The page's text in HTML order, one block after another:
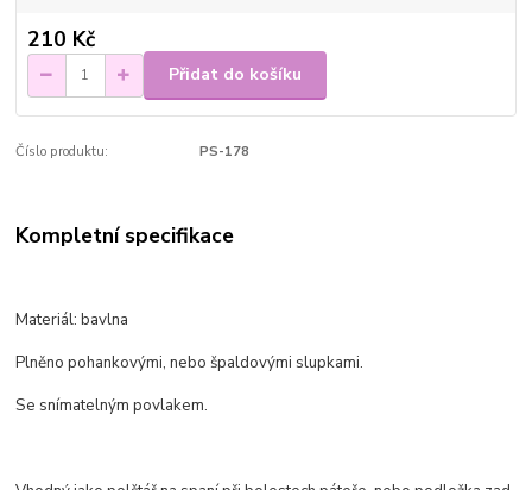
210 Kč
Přidat do košíku
Číslo produktu: PS-178
Kompletní specifikace
Materiál: bavlna
Plněno pohankovými, nebo špaldovými slupkami.
Se snímatelným povlakem.